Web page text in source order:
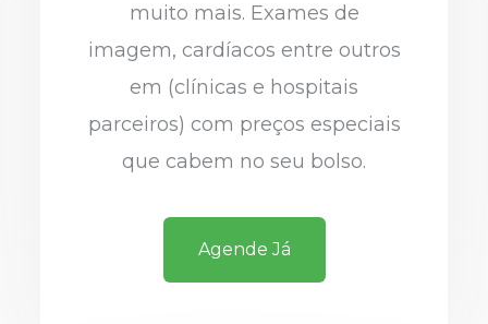
muito mais. Exames de
imagem, cardíacos entre outros
em (clínicas e hospitais
parceiros) com preços especiais
que cabem no seu bolso.
Agende Já